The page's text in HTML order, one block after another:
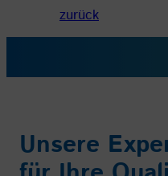
zurück
Unsere